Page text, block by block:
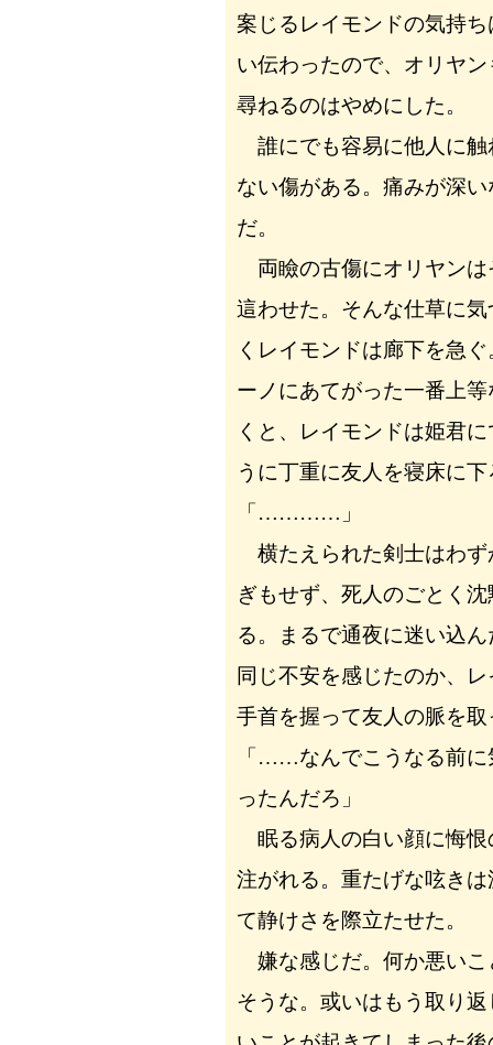
案じるレイモンドの気持
い伝わったので、オリヤ
尋ねるのはやめにした。
誰にでも容易に他人に触
ない傷がある。痛みが深
だ。
両瞼の古傷にオリヤンは
這わせた。そんな仕草に
くレイモンドは廊下を急
ーノにあてがった一番上
くと、レイモンドは姫君
うに丁重に友人を寝床に
「…………」
横たえられた剣士はわず
ぎもせず、死人のごとく
る。まるで通夜に迷い込
同じ不安を感じたのか、
手首を握って友人の脈を取
「……なんでこうなる前に
ったんだろ」
眠る病人の白い顔に悔恨
注がれる。重たげな呟き
て静けさを際立たせた。
嫌な感じだ。何か悪いこ
そうな。或いはもう取り